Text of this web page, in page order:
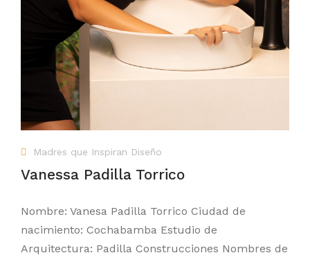
Madres que Inspiran Diseño
Vanessa Padilla Torrico
Nombre: Vanesa Padilla Torrico Ciudad de
nacimiento: Cochabamba Estudio de
Arquitectura: Padilla Construcciones Nombres de